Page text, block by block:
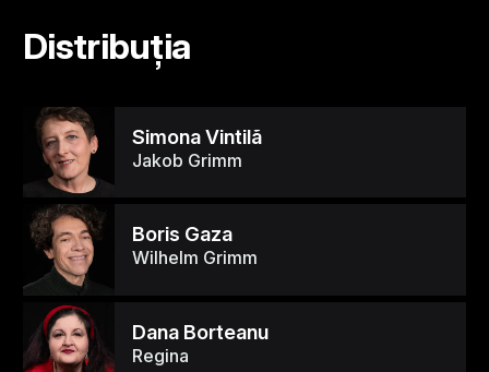
Distribuția
Simona Vintilã
Jakob Grimm
Boris Gaza
Wilhelm Grimm
Dana Borteanu
Regina